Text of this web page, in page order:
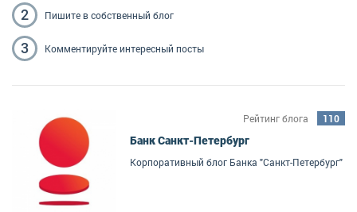
2 Пишитев собственный блог
3 Комментируйтеинтересный посты
Банк Санкт-Петербург
Корпоративный блог Банка "Санкт-Петербург"
Рейтинг блога 110